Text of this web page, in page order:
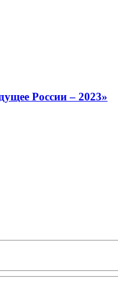
России – 2023»